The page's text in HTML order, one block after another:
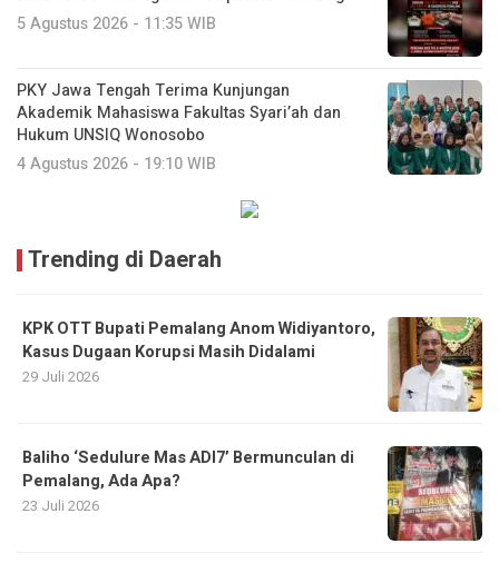
5 Agustus 2026 - 11:35 WIB
PKY Jawa Tengah Terima Kunjungan
Akademik Mahasiswa Fakultas Syari’ah dan
Hukum UNSIQ Wonosobo
4 Agustus 2026 - 19:10 WIB
Trending di Daerah
KPK OTT Bupati Pemalang Anom Widiyantoro,
Kasus Dugaan Korupsi Masih Didalami
29 Juli 2026
Baliho ‘Sedulure Mas ADI7’ Bermunculan di
Pemalang, Ada Apa?
23 Juli 2026